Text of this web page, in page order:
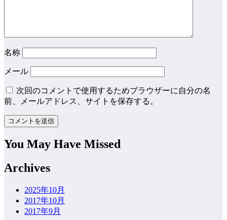
名称
メール
次回のコメントで使用するためブラウザーに自分の名
前、メールアドレス、サイトを保存する。
You May Have Missed
Archives
2025年10月
2017年10月
2017年9月